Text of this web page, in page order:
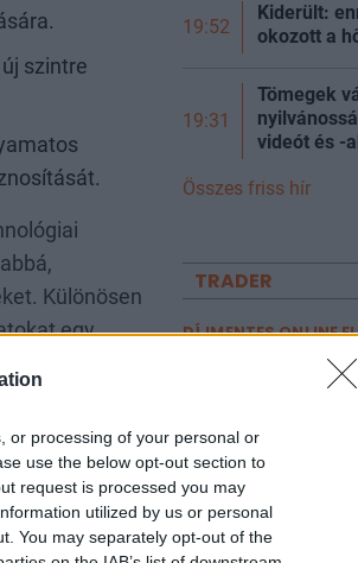
or processing of your personal or
use the below opt-out section to
request is processed you may
utilized by us or personal
You may separately opt-out of the
szintre
Különösen
egy
i
visszalépést
19:52
Kiderült:
okozott a
19:31
Tömegek
videót és -
Összes friss hír
TRADER
DÍJMENTES ONLINE
Limit, Stop,
amikkel nem
Ismerd meg a
tanulj meg profin
Megvizsgáljuk, mit
megbízások, és
alkalmazni.